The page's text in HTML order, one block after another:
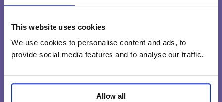
This website uses cookies
We use cookies to personalise content and ads, to
provide social media features and to analyse our traffic.
Allow all